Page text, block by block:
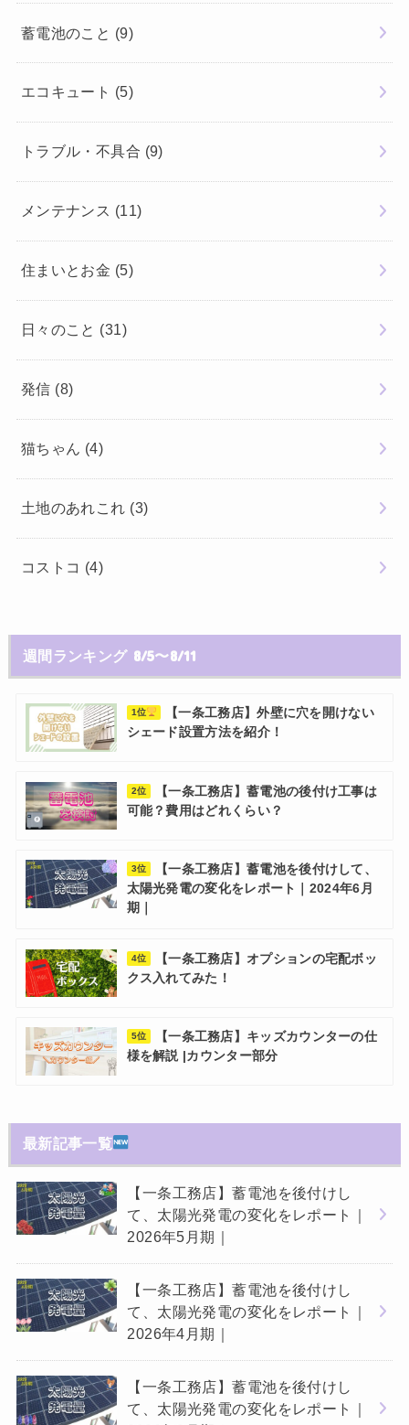
蓄電池のこと (9)
エコキュート (5)
トラブル・不具合 (9)
メンテナンス (11)
住まいとお金 (5)
日々のこと (31)
発信 (8)
猫ちゃん (4)
土地のあれこれ (3)
コストコ (4)
週間ランキング 8/5〜8/11
1位
【一条工務店】外壁に穴を開けない
シェード設置方法を紹介！
2位
【一条工務店】蓄電池の後付け工事は
可能？費用はどれくらい？
3位
【一条工務店】蓄電池を後付けして、
太陽光発電の変化をレポート｜2024年6月
期｜
4位
【一条工務店】オプションの宅配ボッ
クス入れてみた！
5位
【一条工務店】キッズカウンターの仕
様を解説 |カウンター部分
最新記事一覧
【一条工務店】蓄電池を後付けし
て、太陽光発電の変化をレポート｜
2026年5月期｜
【一条工務店】蓄電池を後付けし
て、太陽光発電の変化をレポート｜
2026年4月期｜
【一条工務店】蓄電池を後付けし
て、太陽光発電の変化をレポート｜